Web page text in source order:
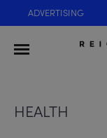
ADVERTISING
HEALTH